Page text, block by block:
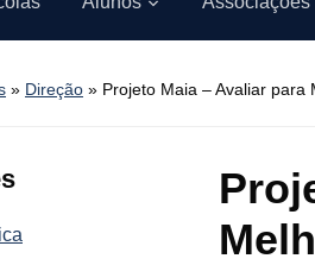
» Direção » Projeto Maia – Avaliar para